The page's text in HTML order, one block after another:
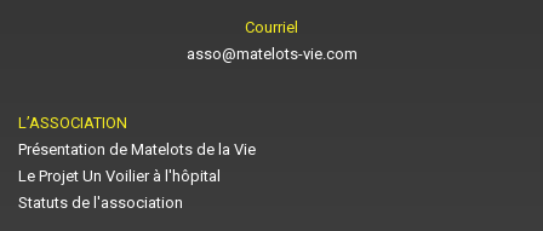
Courriel
asso@matelots-vie.com
L’ASSOCIATION
Présentation de Matelots de la Vie
Le Projet Un Voilier à l'hôpital
Statuts de l'association